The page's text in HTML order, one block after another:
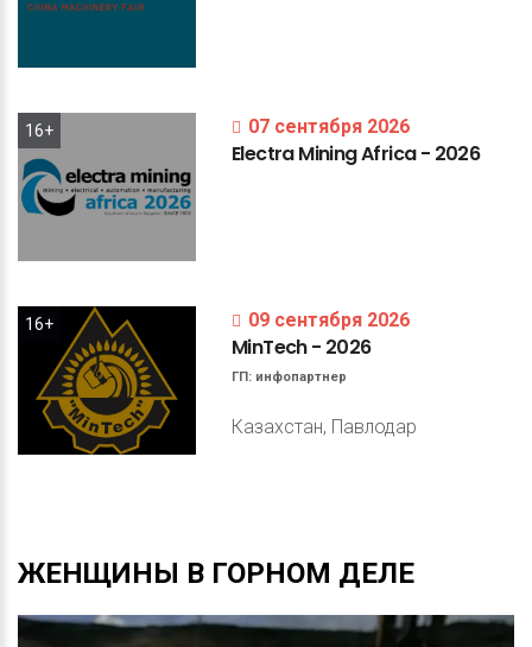
16+ 07 сентября 2026
ElectraMiningAfrica- 2026
16+ 09 сентября 2026
MinTech- 2026
ГП: инфопартнер
Казахстан, Павлодар
ЖЕНЩИНЫ В ГОРНОМ ДЕЛЕ